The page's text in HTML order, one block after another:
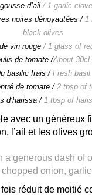
d’ail/ 1 garlic clove
noires dénoyautées / 1
black olives
vin rouge/ 1 glass of
de tomate /About 30cl
basilic frais /Fresh basil
de tomate /2 tbsp of
d’harissa /1 tbsp of
avec un généreux
l’ail et les olives
a generous dash of
onion,
réduit de moitié